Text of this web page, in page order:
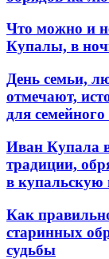
Что можно и
Купалы, в
День семьи,
отмечают,
для семейного
Иван Купала
традиции,
в купальскую
Как
старинных
судьбы